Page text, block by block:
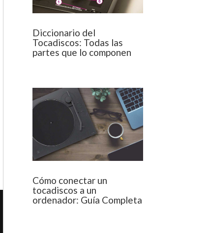
Diccionario del
Tocadiscos: Todas las
partes que lo componen
Cómo conectar un
tocadiscos a un
ordenador: Guía Completa